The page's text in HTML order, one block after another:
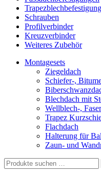
Trapezblechbefestigung
Schrauben
Profilverbinder
Kreuzverbinder
Weiteres Zubehör
Montagesets
Ziegeldach
Schiefer-,
Blechdach mit
Wellblech-,
Trapez
Flachdach
Halterung für
Zaun- und
Suche
nach: